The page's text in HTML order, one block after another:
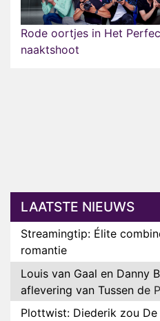
Rode oortjes in Het
naaktshoot
LAATSTE NIEUWS
Streamingtip: Élite
romantie
Louis van Gaal en Danny
aflevering van Tussen de
Plottwist: Diederik zou